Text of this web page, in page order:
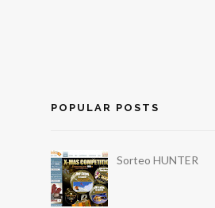
POPULAR POSTS
Sorteo HUNTER